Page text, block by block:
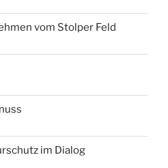
vom Stolper Feld
im Dialog